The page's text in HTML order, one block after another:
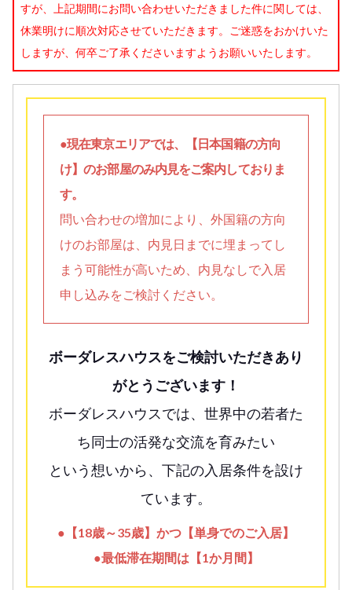
すが、上記期間にお問い合わせいただきました件に関しては、
休業明けに順次対応させていただきます。ご迷惑をおかけいた
しますが、何卒ご了承くださいますようお願いいたします。
●現在東京エリアでは、【日本国籍の方向
け】のお部屋のみ内見をご案内しておりま
す。
問い合わせの増加により、外国籍の方向
けのお部屋は、内見日までに埋まってし
まう可能性が高いため、内見なしで入居
申し込みをご検討ください。
ボーダレスハウスをご検討いただきあり
がとうございます！
ボーダレスハウスでは、世界中の若者た
ち同士の活発な交流を育みたい
という想いから、下記の入居条件を設け
ています。
●【18歳～35歳】かつ【単身でのご入居】
●最低滞在期間は【1か月間】